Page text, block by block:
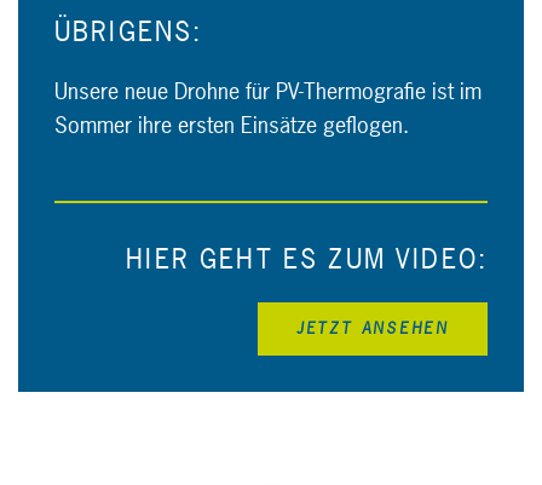
ÜBRIGENS:
Unsere neue Drohne für PV-Thermografie ist im
Sommer ihre ersten Einsätze geflogen.
HIER GEHT ES ZUM VIDEO:
JETZT ANSEHEN